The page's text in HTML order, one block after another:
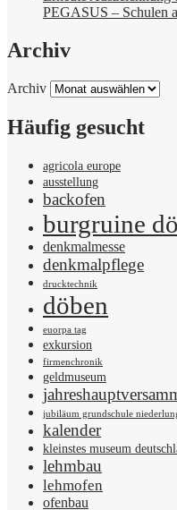
PEGASUS – Schulen
Archiv
Archiv
Häufig gesucht
agricola europe
ausstellung
backofen
burgruine
denkmalmesse
denkmalpflege
drucktechnik
döben
euorpa tag
exkursion
firmenchronik
geldmuseum
jubiläum grundschule
kalender
kleinstes museum
lehmbau
lehmofen
ofenbau